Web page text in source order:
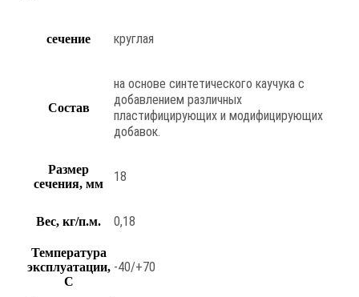
сечение круглая
Состав
на основе синтетического каучука с
добавлением различных
пластифицирующих и модифицирующих
добавок.
Размер
сечения, мм
18
Вес, кг/п.м. 0,18
Температура
эксплуатации,
С
-40/+70